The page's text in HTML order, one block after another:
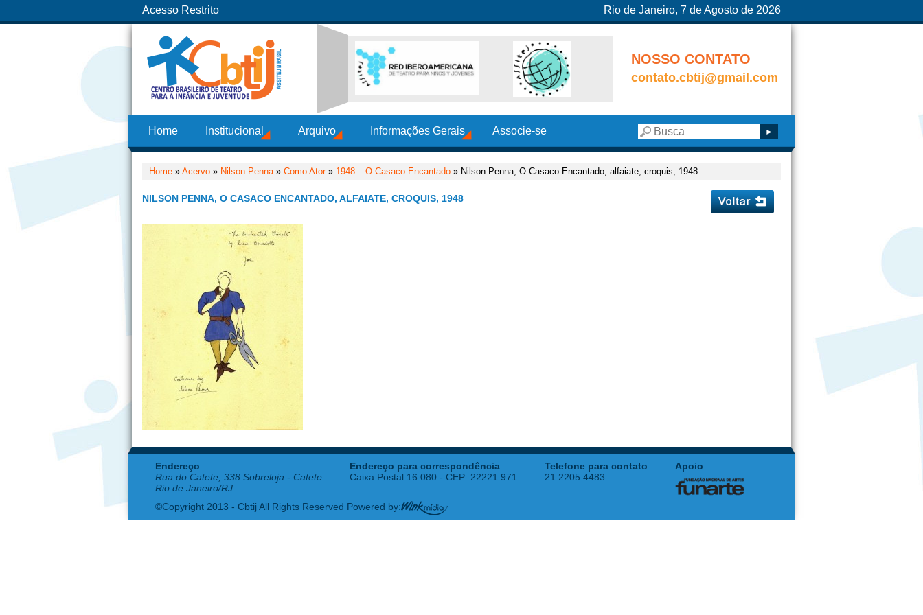
Acesso Restrito Rio de Janeiro, 7 de Agosto de 2026
NOSSO CONTATO
contato.cbtij@gmail.com
Home Institucional Arquivo Informações Gerais Associe-se
Home » Acervo » Nilson Penna» Como Ator» 1948 – O Casaco Encantado » Nilson Penna, O Casaco Encantado, alfaiate, croquis, 1948
NILSON PENNA, O CASACO ENCANTADO, ALFAIATE, CROQUIS, 1948
Endereço
Rua do Catete, 338 Sobreloja - Catete
Rio de Janeiro/RJ
Endereço para correspondência
Caixa Postal 16.080 - CEP: 22221.971
Telefone para contato
21 2205 4483
Apoio
©Copyright 2013 - Cbtij All Rights Reserved Powered by: